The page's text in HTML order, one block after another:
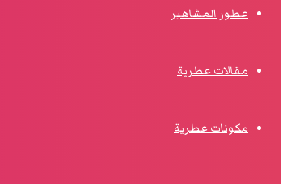
عطور المشاهير
مقالات عطرية
مكونات عطرية